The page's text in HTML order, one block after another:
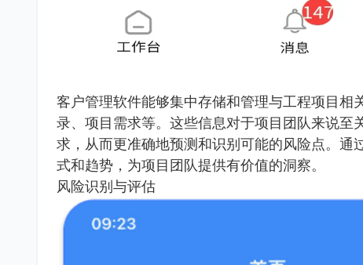
客户管理软件能够集中存储和管理与工程项目
录、项目需求等。这些信息对于项目团队来说
求，从而更准确地预测和识别可能的风险点。
式和趋势，为项目团队提供有价值的洞察。
风险识别与评估